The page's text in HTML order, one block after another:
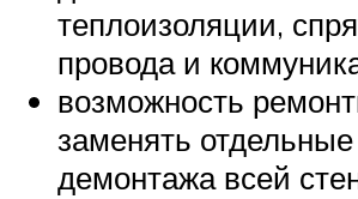
теплоизоляции,
провода и
возможность
заменять
демонтажа всей